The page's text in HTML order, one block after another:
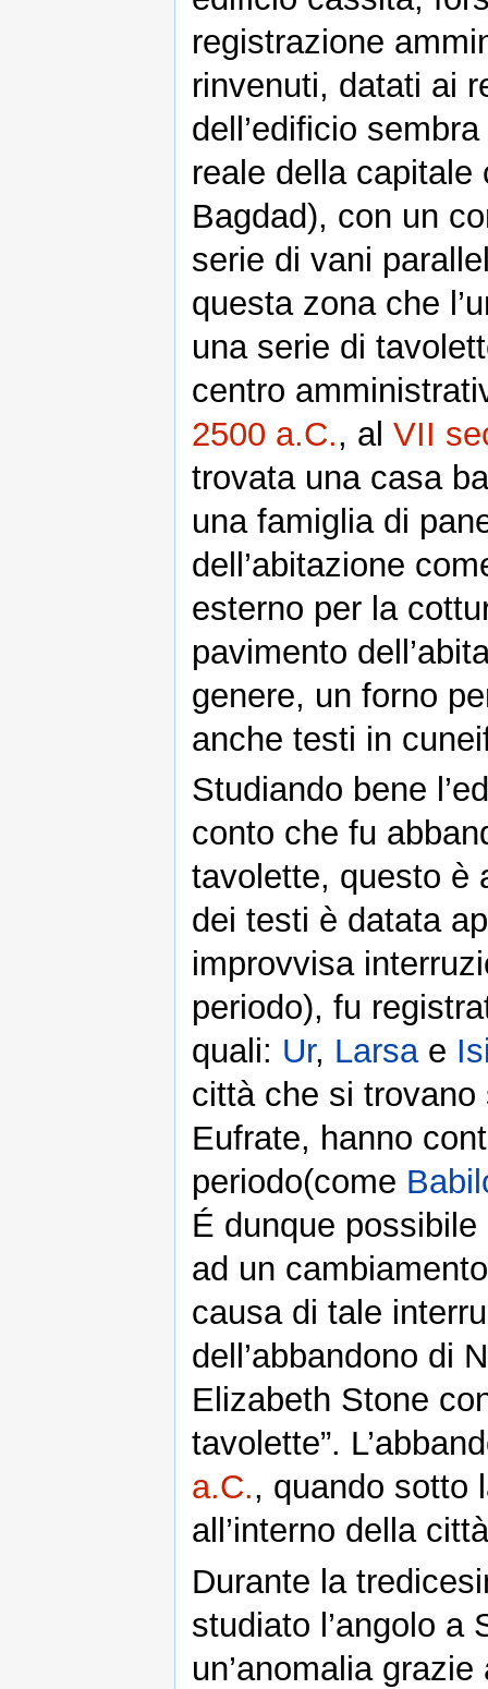
registrazione
rinvenuti, datati ai
dell’edificio
reale della
Bagdad), con un
serie di vani
questa zona che
una serie di
centro
2500 a.C., al VII
trovata una casa
una famiglia di
dell’abitazione
esterno per la
pavimento
genere, un forno
anche testi in
Studiando bene
conto che fu
tavolette, questo è
dei testi è datata
improvvisa
periodo), fu
quali: Ur, Larsae
città che si
Eufrate, hanno
periodo(come
É dunque
ad un
causa di tale
dell’abbandono di
Elizabeth Stone
tavolette”.
a.C., quando sotto
all’interno della
Durante la
studiato l’angolo a
un’anomalia